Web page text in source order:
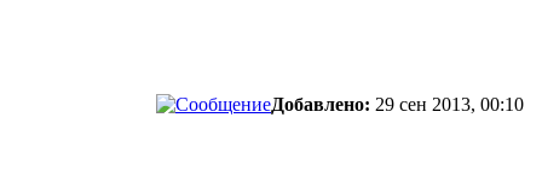
Добавлено: 29 сен 2013, 00:10